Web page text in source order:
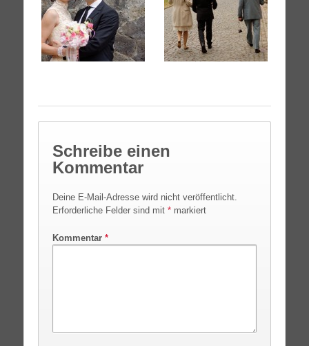
Schreibe einen
Kommentar
Deine E-Mail-Adresse wird nicht veröffentlicht.
Erforderliche Felder sind mit *markiert
Kommentar *